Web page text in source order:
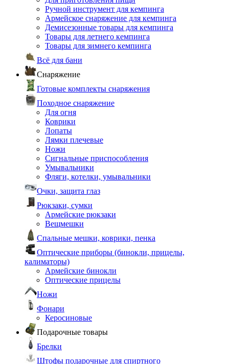
Ручной инструмент для кемпинга
Армейское снаряжение для кемпинга
Демисезонные товары для кемпинга
Товары для летнего кемпинга
Товары для зимнего кемпинга
Всё для бани
Снаряжение
Готовые комплекты снаряжения
Походное снаряжение
Для огня
Коврики
Лопаты
Лямки плечевые
Ножи
Сигнальные приспособления
Умывальники
Фляги, котелки, умывальники
Очки, защита глаз
Рюкзаки, сумки
Армейские рюкзаки
Вещмешки
Спальные мешки, коврики, пенка
Оптические приборы (бинокли, прицелы,
калиматоры)
Армейские бинокли
Оптические прицелы
Ножи
Фонари
Керосиновые
Подарочные товары
Брелки
Штофы подарочные для спиртного